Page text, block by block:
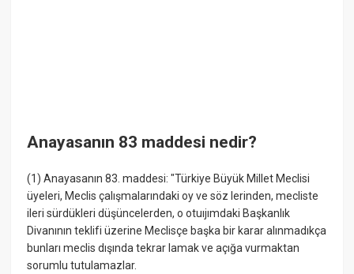
Anayasanın 83 maddesi nedir?
(1) Anayasanın 83. maddesi: "Türkiye Büyük Millet Meclisi
üyeleri, Meclis çalışmalarındaki oy ve söz lerinden, mecliste
ileri sürdükleri düşüncelerden, o otuıjımdaki Başkanlık
Divanının teklifi üzerine Meclisçe başka bir karar alınmadıkça
bunları meclis dışında tekrar lamak ve açığa vurmaktan
sorumlu tutulamazlar.